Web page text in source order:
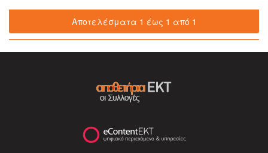
Αποτελέσματα 1 έως 1 από 1